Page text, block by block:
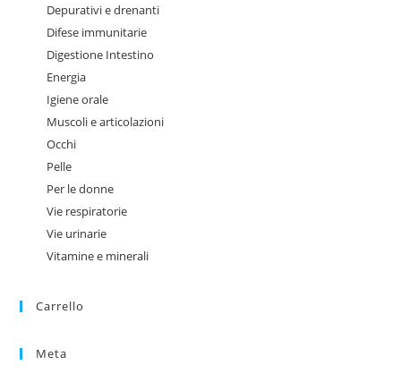
Depurativi e drenanti
Difese immunitarie
Digestione Intestino
Energia
Igiene orale
Muscoli e articolazioni
Occhi
Pelle
Per le donne
Vie respiratorie
Vie urinarie
Vitamine e minerali
Carrello
Meta